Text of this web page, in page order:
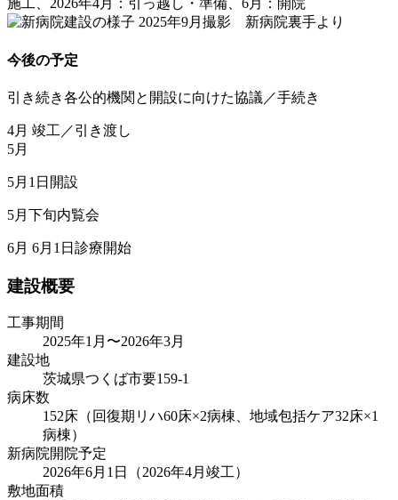
2025年9月撮影 新病院裏手より
今後の予定
引き続き各公的機関と開設に向けた協議／手続き
4月 竣工／引き渡し
5月
5月1日開設
5月下旬内覧会
6月 6月1日診療開始
建設概要
工事期間
2025年1月〜2026年3月
建設地
茨城県つくば市要159-1
病床数
152床（回復期リハ60床×2病棟、地域包括ケア32床×1
病棟）
新病院開院予定
2026年6月1日（2026年4月竣工）
敷地面積